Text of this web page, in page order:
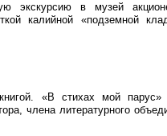
экскурсию в музей
калийной «подземной
«В стихах мой
члена литературного